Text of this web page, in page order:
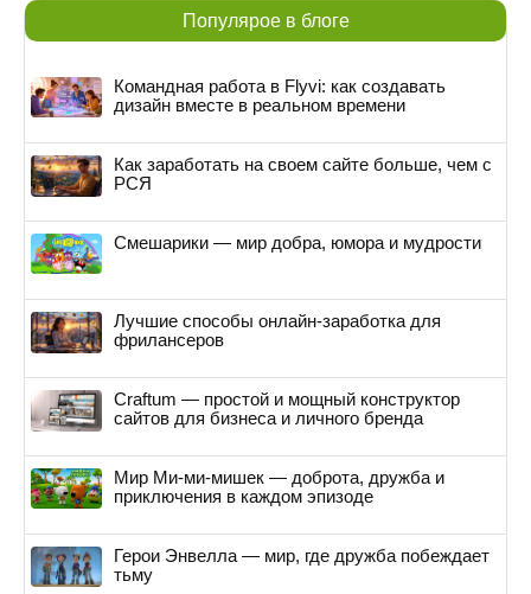
Популярое в блоге
Командная работа в Flyvi: как создавать
дизайн вместе в реальном времени
Как заработать на своем сайте больше, чем с
РСЯ
Смешарики — мир добра, юмора и мудрости
Лучшие способы онлайн-заработка для
фрилансеров
Craftum — простой и мощный конструктор
сайтов для бизнеса и личного бренда
Мир Ми-ми-мишек — доброта, дружба и
приключения в каждом эпизоде
Герои Энвелла — мир, где дружба побеждает
тьму